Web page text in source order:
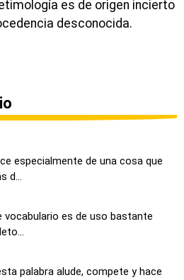
es de origen incierto
desconocida.
especialmente de una cosa que
d...
es de uso bastante
palabra alude, compete y hace